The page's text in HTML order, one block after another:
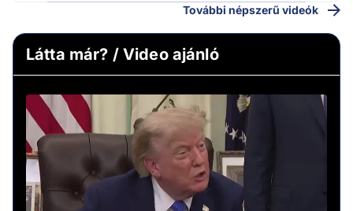
További népszerű videók
Látta már? / Video ajánló